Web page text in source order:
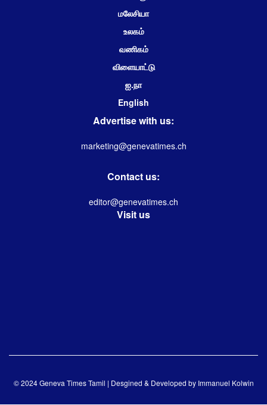
மலேசியா
உலகம்
வணிகம்
விளையாட்டு
ஐ.நா
English
Advertise with us:
marketing@genevatimes.ch
Contact us:
editor@genevatimes.ch
Visit us
© 2024 Geneva Times Tamil | Desgined & Developed by Immanuel Kolwin